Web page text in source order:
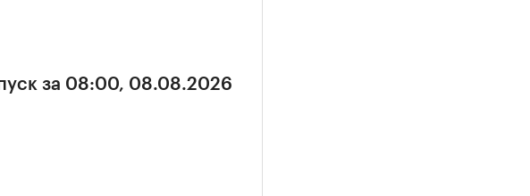
за 08:00, 08.08.2026